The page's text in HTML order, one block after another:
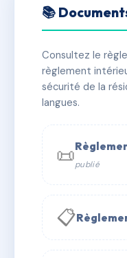
✓ Immatriculée
📞 Contacter
📚
Consultez le
règlement
sécurité de la
langues.
📜publié
📋